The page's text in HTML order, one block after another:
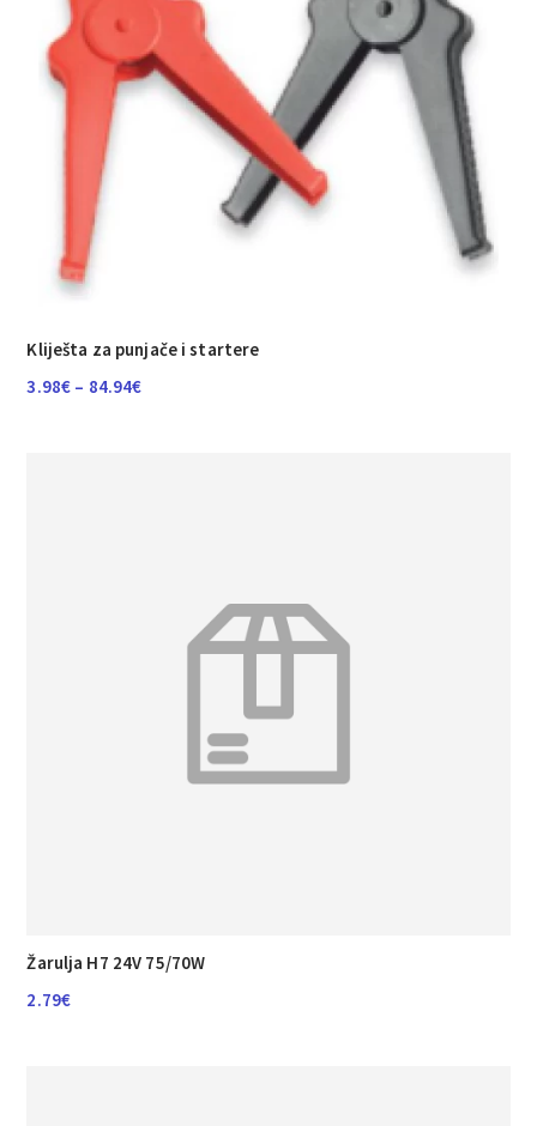
Kliješta za punjače i startere
3.98€ – 84.94€Raspon
Žarulja H7 24V 75/70W
2.79€